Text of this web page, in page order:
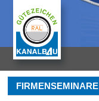
FIRMENSEMINARE